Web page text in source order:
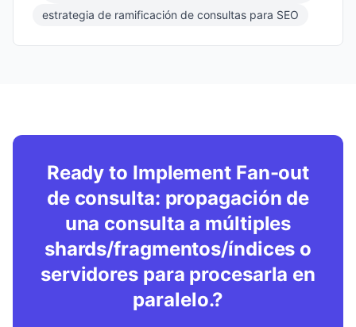
estrategia de ramificación de consultas para SEO
Ready to Implement Fan-out
de consulta: propagación de
una consulta a múltiples
shards/fragmentos/índices o
servidores para procesarla en
paralelo.?